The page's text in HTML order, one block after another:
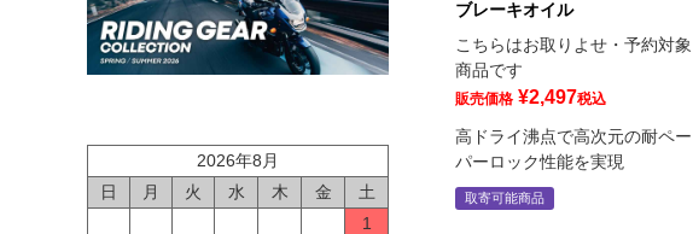
2026年8月
日
月 火 水 木 金
土
1
ブレーキオイル
こちらはお取りよせ・予約対象
商品です
販売価格 ¥2,497税込
高ドライ沸点で高次元の耐ペー
パーロック性能を実現
取寄可能商品